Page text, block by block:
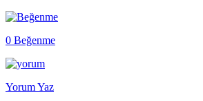
0 Beğenme
Yorum Yaz